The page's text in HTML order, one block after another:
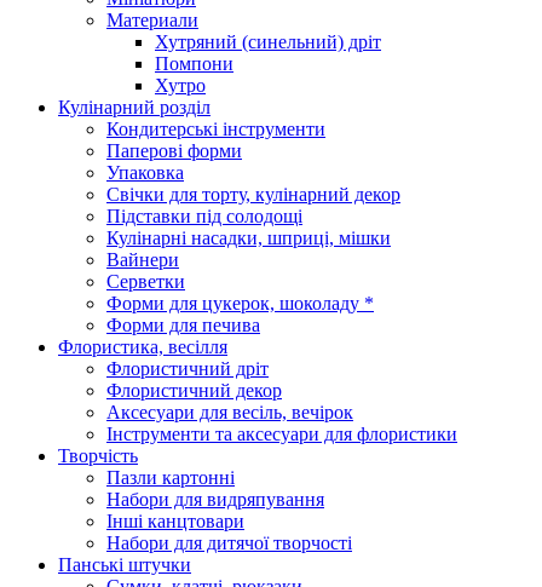
Материали
Хутряний (синельний) дріт
Помпони
Хутро
Кулінарний розділ
Кондитерські інструменти
Паперові форми
Упаковка
Свічки для торту, кулінарний декор
Підставки під солодощі
Кулінарні насадки, шприці, мішки
Вайнери
Серветки
Форми для цукерок, шоколаду *
Форми для печива
Флористика, весілля
Флористичний дріт
Флористичний декор
Аксесуари для весіль, вечірок
Інструменти та аксесуари для флористики
Творчість
Пазли картонні
Набори для видряпування
Інші канцтовари
Набори для дитячої творчості
Панські штучки